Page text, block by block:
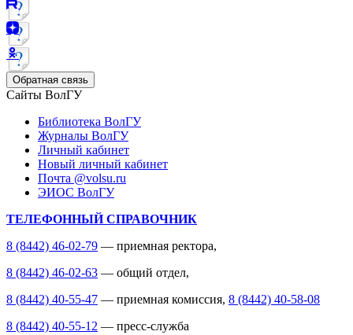
Обратная связь
Сайты ВолГУ
Библиотека ВолГУ
Журналы ВолГУ
Личный кабинет
Новый личный кабинет
Почта @volsu.ru
ЭИОС ВолГУ
ТЕЛЕФОННЫЙ СПРАВОЧНИК
8 (8442) 46-02-79 — приемная ректора,
8 (8442) 46-02-63 — общий отдел,
8 (8442) 40-55-47 — приемная комиссия, 8 (8442) 40-58-08
8 (8442) 40-55-12 — пресс-служба